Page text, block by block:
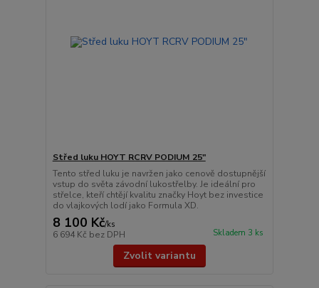
Střed luku HOYT RCRV PODIUM 25"
Tento střed luku je navržen jako cenově dostupnější
vstup do světa závodní lukostřelby. Je ideální pro
střelce, kteří chtějí kvalitu značky Hoyt bez investice
do vlajkových lodí jako Formula XD.
8 100 Kč/ks
6 694 Kč bez DPH Skladem 3 ks
Zvolit variantu